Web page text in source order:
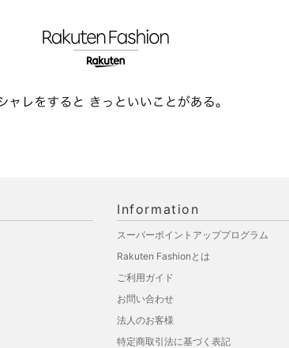
Information
スーパーポイントアッププログラム
Rakuten Fashionとは
ご利用ガイド
お問い合わせ
法人のお客様
特定商取引法に基づく表記